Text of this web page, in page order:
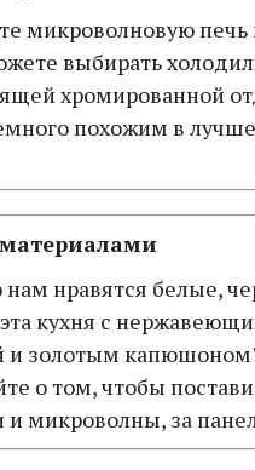
микроволновую
выбирать
хромированной
похожим в
нравятся белые,
кухня с
золотым
о том, чтобы
и микроволны, за